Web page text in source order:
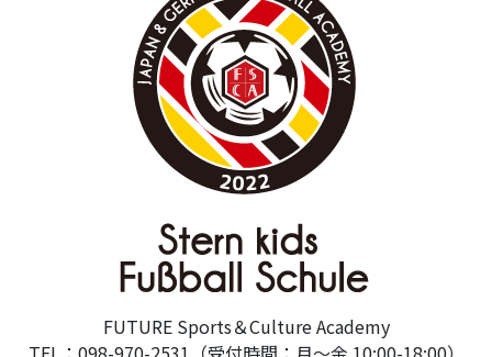
FUTURE Sports＆Culture Academy